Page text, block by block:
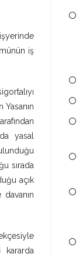
iş
yasal
sırada
açık